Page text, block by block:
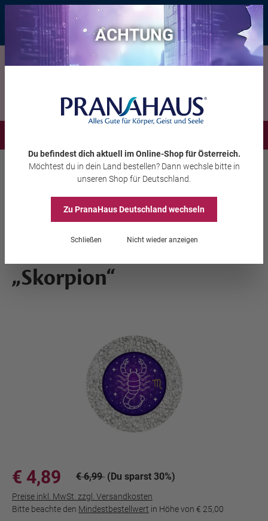
Bis zu 20 € Rabatt* mit dem Vorteils-Codeeintauchen , gültig bis
11.08.2026
Wohnambiente Dekoration
Bergkristall-
Energiemagnet
„Skorpion“
€ 4,89 € 6,99 (Du sparst 30%)
Preise inkl. MwSt. zzgl. Versandkosten
Bitte beachte den Mindestbestellwert in Höhe von € 25,00
ACHTUNG
Du befindest dich aktuell im Online-Shopfür Österreich.
Möchtest du in dein Land bestellen? Dann wechsle bitte in
unseren Shop für Deutschland
Zu PranaHausDeutschland wechseln
Schließen Nicht wieder anzeigen